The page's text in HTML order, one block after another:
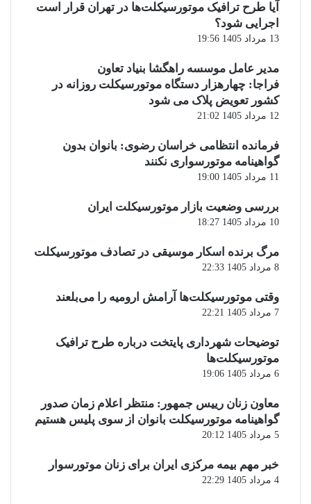
آیا طرح ترافیک موتورسیکلت‌ها در تهران قرار است
اجرایی شود؟
13 مرداد 1405 19:56
مدیر عامل موسسه راهگشا بنیاد تعاون
فراجا: چهارهزار دستگاه موتورسیکلت روزانه در
کشور تعویض پلاک می شود
12 مرداد 1405 21:02
فرمانده انتظامی خراسان رضوی: بانوان بدون
گواهینامه موتورسواری نکنند
11 مرداد 1405 19:00
بررسی وضعیت بازار موتورسیکلت ایران
10 مرداد 1405 18:27
مرگ برنده اسکار موسیقی در تصادف موتورسیکلت
8 مرداد 1405 22:33
وقتی موتورسیکلت‌ها آرامش ارومیه را می‌بلعند
7 مرداد 1405 22:21
توضیحات شهرداری پایتخت درباره طرح ترافیک
موتورسیکلت‌ها
6 مرداد 1405 19:06
معاون زنان رییس جمهور: منتظر اعلام زمان صدور
گواهینامه موتورسیکلت بانوان از سوی پلیس هستیم
5 مرداد 1405 20:12
خبر مهم بیمه مرکزی ایران برای زنان موتورسوار
4 مرداد 1405 22:29